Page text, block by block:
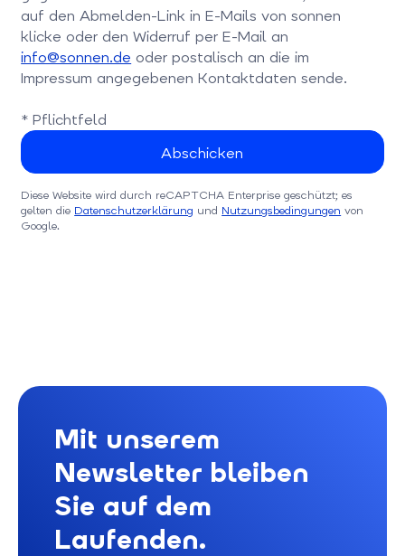
auf den Abmelden-Link in E-Mails von sonnen
klicke oder den Widerruf per E-Mail an
info@sonnen.de oder postalisch an die im
Impressum angegebenen Kontaktdaten sende.
* Pflichtfeld
Diese Website wird durch reCAPTCHA Enterprise geschützt; es
gelten die Datenschutzerklärung und Nutzungsbedingungen von
Google.
Mit unserem
Newsletter bleiben
Sie auf dem
Laufenden.